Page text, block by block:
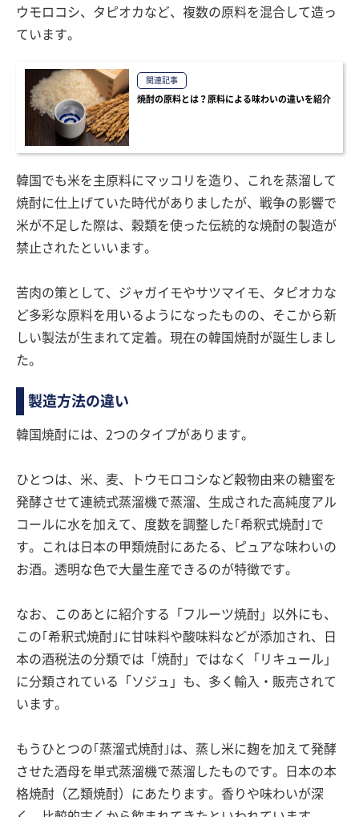
ウモロコシ、タピオカなど、複数の原料を混合して造っ
ています。
関連記事
焼酎の原料とは？原料による味わいの違いを紹介
韓国でも米を主原料にマッコリを造り、これを蒸溜して
焼酎に仕上げていた時代がありましたが、戦争の影響で
米が不足した際は、穀類を使った伝統的な焼酎の製造が
禁止されたといいます。
苦肉の策として、ジャガイモやサツマイモ、タピオカな
ど多彩な原料を用いるようになったものの、そこから新
しい製法が生まれて定着。現在の韓国焼酎が誕生しまし
た。
製造方法の違い
韓国焼酎には、2つのタイプがあります。
ひとつは、米、麦、トウモロコシなど穀物由来の糖蜜を
発酵させて連続式蒸溜機で蒸溜、生成された高純度アル
コールに水を加えて、度数を調整した｢希釈式焼酎｣で
す。これは日本の甲類焼酎にあたる、ピュアな味わいの
お酒。透明な色で大量生産できるのが特徴です。
なお、このあとに紹介する「フルーツ焼酎」以外にも、
この｢希釈式焼酎｣に甘味料や酸味料などが添加され、日
本の酒税法の分類では「焼酎」ではなく「リキュール」
に分類されている「ソジュ」も、多く輸入・販売されて
います。
もうひとつの｢蒸溜式焼酎｣は、蒸し米に麹を加えて発酵
させた酒母を単式蒸溜機で蒸溜したものです。日本の本
格焼酎（乙類焼酎）にあたります。香りや味わいが深